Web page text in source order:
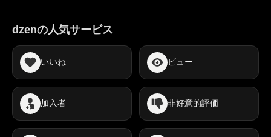
dzenの人気サービス
いいね ビュー
加入者 非好意的評価